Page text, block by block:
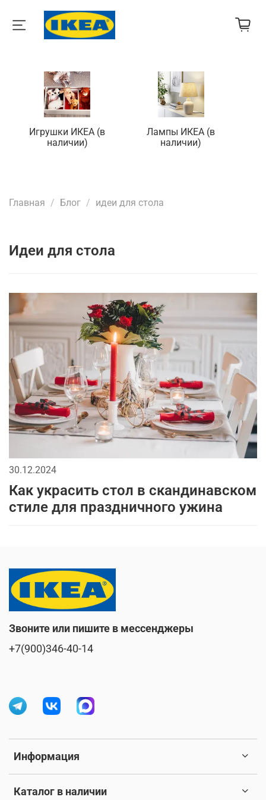
Игрушки ИКЕА (в
наличии)
Лампы ИКЕА (в
наличии)
Главная Блог идеи для стола
идеи для стола
30.12.2024
Как украсить стол в скандинавском
стиле для праздничного ужина
Информация
Каталог в наличии
Звоните или пишите в мессенджеры
+7(900)346-40-14